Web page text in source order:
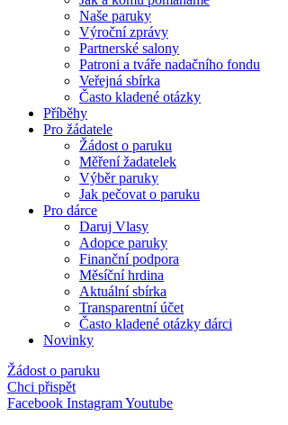
Naše paruky
Výroční zprávy
Partnerské salony
Patroni a tváře nadačního fondu
Veřejná sbírka
Často kladené otázky
Příběhy
Pro žádatele
Žádost o paruku
Měření žadatelek
Výběr paruky
Jak pečovat o paruku
Pro dárce
Daruj Vlasy
Adopce paruky
Finanční podpora
Měsíční hrdina
Aktuální sbírka
Transparentní účet
Často kladené otázky dárci
Novinky
Žádost o paruku
Chci přispět
Facebook InstagramYoutube